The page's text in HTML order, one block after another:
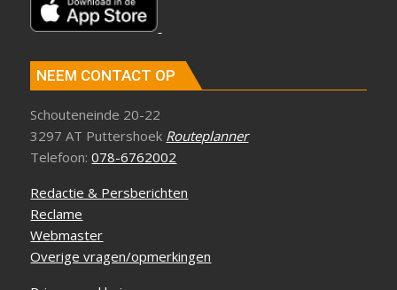
NEEM CONTACT OP
Schouteneinde 20-22
3297 AT Puttershoek Routeplanner
Telefoon:078-6762002
Redactie & Persberichten
Reclame
Webmaster
Overige vragen/opmerkingen